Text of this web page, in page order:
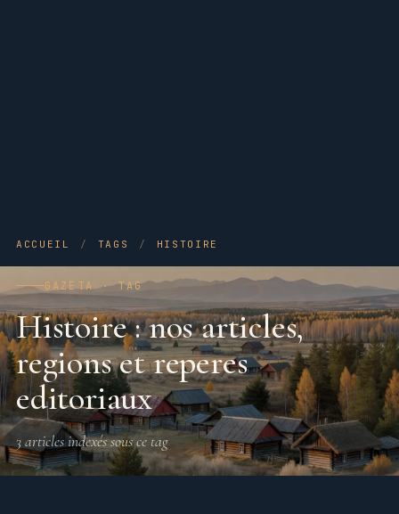
ACCUEIL / TAGS / HISTOIRE
GAZETA · TAG
Histoire : nos articles,
regions et reperes
editoriaux
3 articles indexés sous ce tag